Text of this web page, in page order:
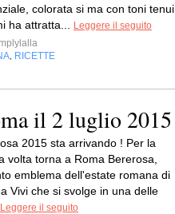
colorata si ma con toni tenui
ha attratta...
Leggere il seguito
RICETTE
il 2 luglio 2015
2015 sta arrivando ! Per la
volta torna a Roma Bererosa,
emblema dell'estate romana di
Vivi che si svolge in una delle
Leggere il seguito